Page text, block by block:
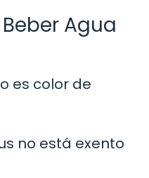
Agua
es color de
no está exento